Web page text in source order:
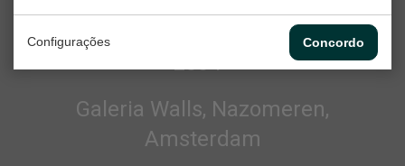
Configurações Concordo
Kunstliefde, Nieuwe Liefde, Utrecht
2004
Galeria Walls, Nazomeren,
Amsterdam